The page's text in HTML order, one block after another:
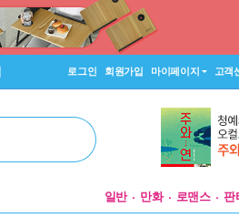
로그인 회원가입 마이페이지 고객
일반 만화 로맨스 판